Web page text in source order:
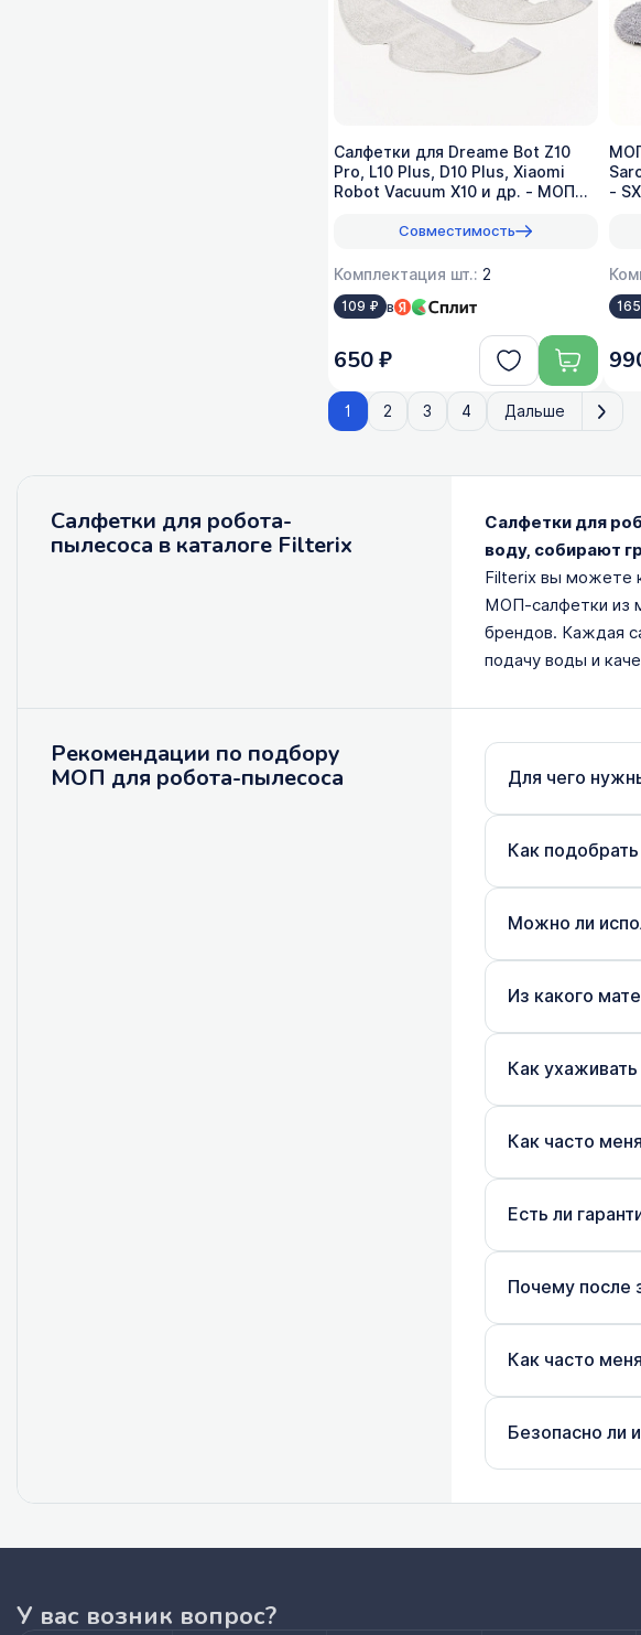
Салфетки для Dreame Bot Z10
Pro, L10 Plus, D10 Plus, Xiaomi
Robot Vacuum X10 и др. - МОП
Совместимость
Комплектация шт.: 2
109 ₽ в
650 ₽
-
1 2 3 4 Дальше
Салфетки для робота-
пылесоса в каталоге Filterix
Салфетки для
воду, собирают
Filterix вы можете
МОП-салфетки из
брендов. Каждая
подачу воды и
Рекомендации по подбору
МОП для робота-пылесоса
Для чего
Как
Можно ли
Из какого
Как
Как часто
Есть ли
Почему после
Как часто
Безопасно ли
У вас возник вопрос?